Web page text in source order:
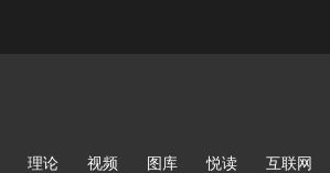
理论 视频 图库 悦读 互联网